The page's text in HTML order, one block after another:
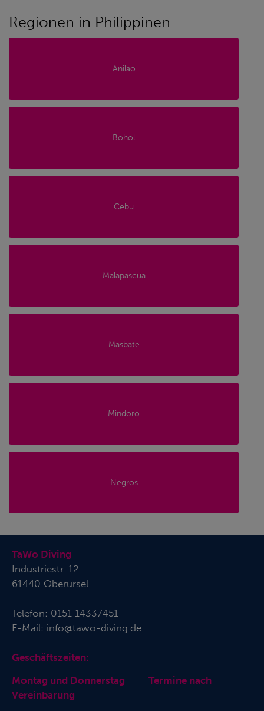
Regionen in Philippinen
Anilao
Bohol
Cebu
Malapascua
Masbate
Mindoro
Negros
TaWo Diving
Industriestr. 12
61440 Oberursel
Telefon: 0151 14337451
E-Mail: info@tawo-diving.de
Geschäftszeiten:
Montag und Donnerstag Termine nach
Vereinbarung